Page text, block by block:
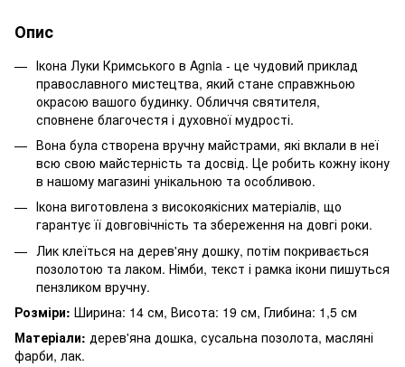
Опис
Ікона Луки Кримського в Agnia - це чудовий приклад
православного мистецтва, який стане справжньою
окрасою вашого будинку. Обличчя святителя,
сповнене благочестя і духовної мудрості.
Вона була створена вручну майстрами, які вклали в неї
всю свою майстерність та досвід. Це робить кожну ікону
в нашому магазині унікальною та особливою.
Ікона виготовлена з високоякісних матеріалів, що
гарантує її довговічність та збереження на довгі роки.
Лик клеїться на дерев'яну дошку, потім покривається
позолотою та лаком. Німби, текст і рамка ікони пишуться
пензликом вручну.
Розміри: Ширина: 14 см, Висота: 19 см, Глибина: 1,5 см
Матеріали: дерев'яна дошка, сусальна позолота, масляні
фарби, лак.